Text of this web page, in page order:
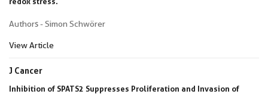
Authors - Simon Schwörer
View Article
J Cancer
Inhibition of SPATS2 Suppresses Proliferation and Invasion of